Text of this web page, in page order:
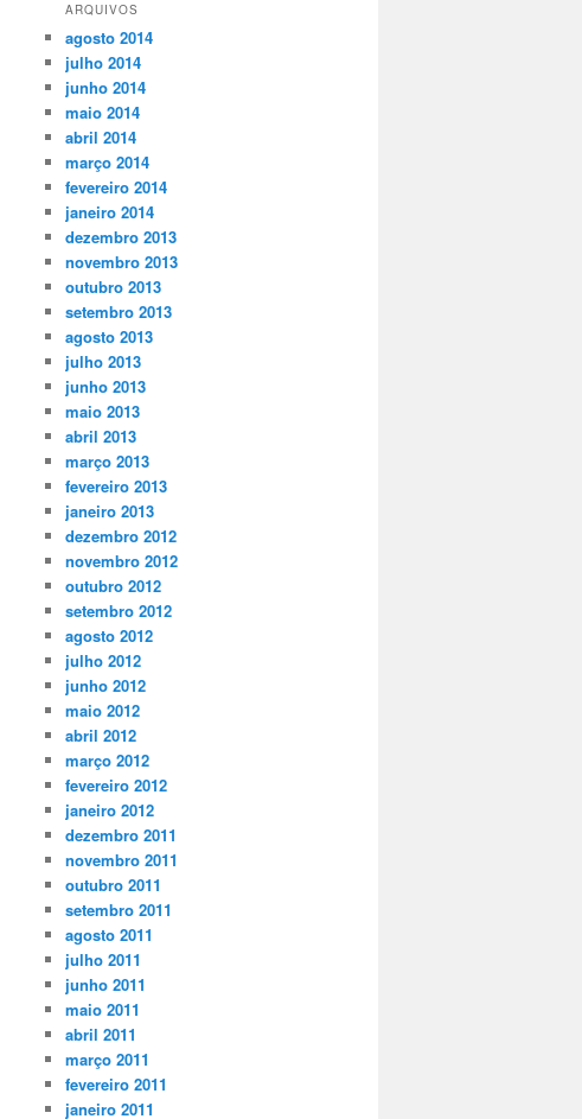
ARQUIVOS
agosto 2014
julho 2014
junho 2014
maio 2014
abril 2014
março 2014
fevereiro 2014
janeiro 2014
dezembro 2013
novembro 2013
outubro 2013
setembro 2013
agosto 2013
julho 2013
junho 2013
maio 2013
abril 2013
março 2013
fevereiro 2013
janeiro 2013
dezembro 2012
novembro 2012
outubro 2012
setembro 2012
agosto 2012
julho 2012
junho 2012
maio 2012
abril 2012
março 2012
fevereiro 2012
janeiro 2012
dezembro 2011
novembro 2011
outubro 2011
setembro 2011
agosto 2011
julho 2011
junho 2011
maio 2011
abril 2011
março 2011
fevereiro 2011
janeiro 2011